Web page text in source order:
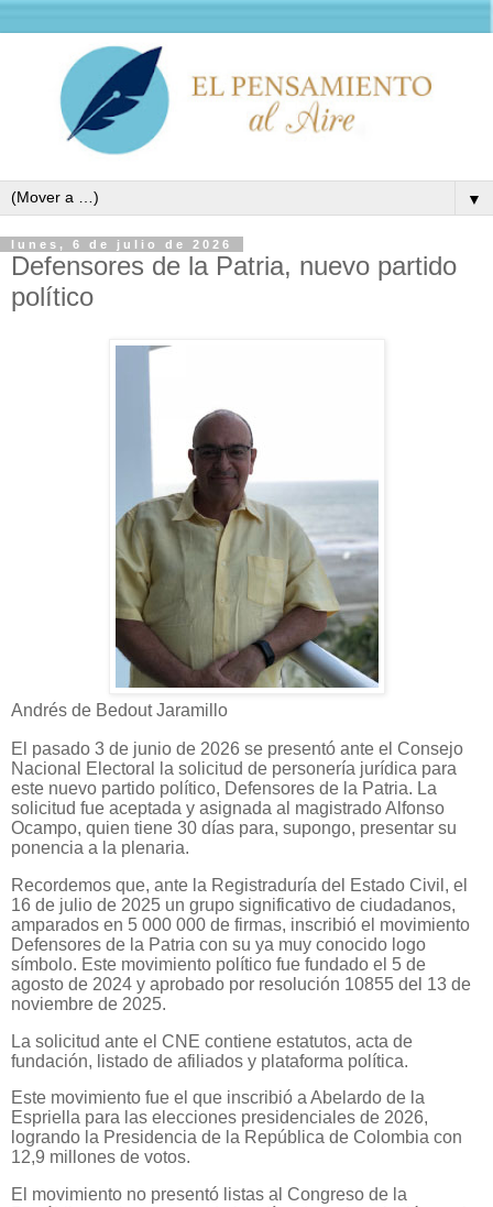
▼
lunes, 6 de julio de 2026
Defensores de la Patria, nuevo partido
político
Andrés de Bedout Jaramillo
El pasado 3 de junio de 2026 se presentó ante el Consejo
Nacional Electoral la solicitud de personería jurídica para
este nuevo partido político, Defensores de la Patria. La
solicitud fue aceptada y asignada al magistrado Alfonso
Ocampo, quien tiene 30 días para, supongo, presentar su
ponencia a la plenaria.
Recordemos que, ante la Registraduría del Estado Civil, el
16 de julio de 2025 un grupo significativo de ciudadanos,
amparados en 5 000 000 de firmas, inscribió el movimiento
Defensores de la Patria con su ya muy conocido logo
símbolo. Este movimiento político fue fundado el 5 de
agosto de 2024 y aprobado por resolución 10855 del 13 de
noviembre de 2025.
La solicitud ante el CNE contiene estatutos, acta de
fundación, listado de afiliados y plataforma política.
Este movimiento fue el que inscribió a Abelardo de la
Espriella para las elecciones presidenciales de 2026,
logrando la Presidencia de la República de Colombia con
12,9 millones de votos.
El movimiento no presentó listas al Congreso de la